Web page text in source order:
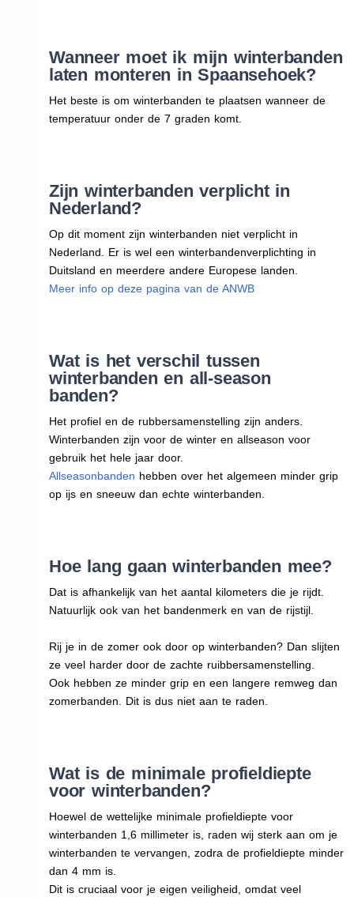
Wanneer moet ik mijn winterbanden
laten monteren in Spaansehoek?
Het beste is om winterbanden te plaatsen wanneer de
temperatuur onder de 7 graden komt.
Zijn winterbanden verplicht in
Nederland?
Op dit moment zijn winterbanden niet verplicht in
Nederland. Er is wel een winterbandenverplichting in
Duitsland en meerdere andere Europese landen.
Meer info op deze pagina van de ANWB
Wat is het verschil tussen
winterbanden en all-season
banden?
Het profiel en de rubbersamenstelling zijn anders.
Winterbanden zijn voor de winter en allseason voor
gebruik het hele jaar door.
Allseasonbanden hebben over het algemeen minder grip
op ijs en sneeuw dan echte winterbanden.
Hoe lang gaan winterbanden mee?
Dat is afhankelijk van het aantal kilometers die je rijdt.
Natuurlijk ook van het bandenmerk en van de rijstijl.
Rij je in de zomer ook door op winterbanden? Dan slijten
ze veel harder door de zachte ruibbersamenstelling.
Ook hebben ze minder grip en een langere remweg dan
zomerbanden. Dit is dus niet aan te raden.
Wat is de minimale profieldiepte
voor winterbanden?
Hoewel de wettelijke minimale profieldiepte voor
winterbanden 1,6 millimeter is, raden wij sterk aan om je
winterbanden te vervangen, zodra de profieldiepte minder
dan 4 mm is.
Dit is cruciaal voor je eigen veiligheid, omdat veel